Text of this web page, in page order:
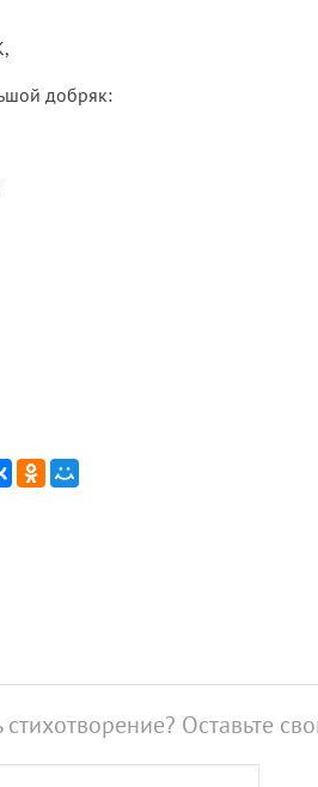
добряк:
Оставьте